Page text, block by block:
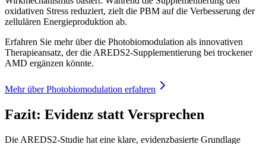
oxidativen Stress reduziert, zielt die PBM auf die Verbesserung der
zellulären Energieproduktion ab.
Erfahren Sie mehr über die Photobiomodulation als innovativen
Therapieansatz, der die AREDS2-Supplementierung bei trockener
AMD ergänzen könnte.
Mehr über Photobiomodulation erfahren
Fazit: Evidenz statt Versprechen
Die AREDS2-Studie hat eine klare, evidenzbasierte Grundlage